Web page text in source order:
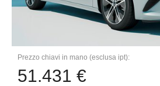
Prezzo chiavi in mano (esclusa ipt):
51.431 €